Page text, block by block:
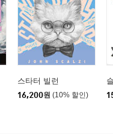
스타터 빌런
16,200원 (10% 할인)